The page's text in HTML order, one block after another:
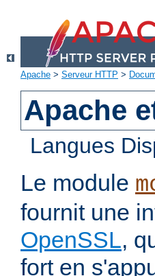
Apache > Serveur HTTP >
Apache
Langues
Le module
fournit une
OpenSSL,
fort en